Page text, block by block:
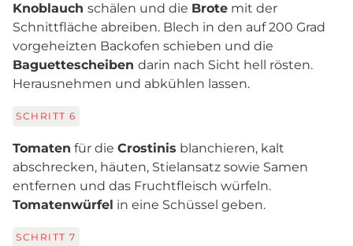
Knoblauch schälen und die Brote mit der
Schnittfläche abreiben. Blech in den auf 200 Grad
vorgeheizten Backofen schieben und die
Baguettescheiben darin nach Sicht hell rösten.
Herausnehmen und abkühlen lassen.
SCHRITT 6
Tomaten für die Crostinis blanchieren, kalt
abschrecken, häuten, Stielansatz sowie Samen
entfernen und das Fruchtfleisch würfeln.
Tomatenwürfel in eine Schüssel geben.
SCHRITT 7